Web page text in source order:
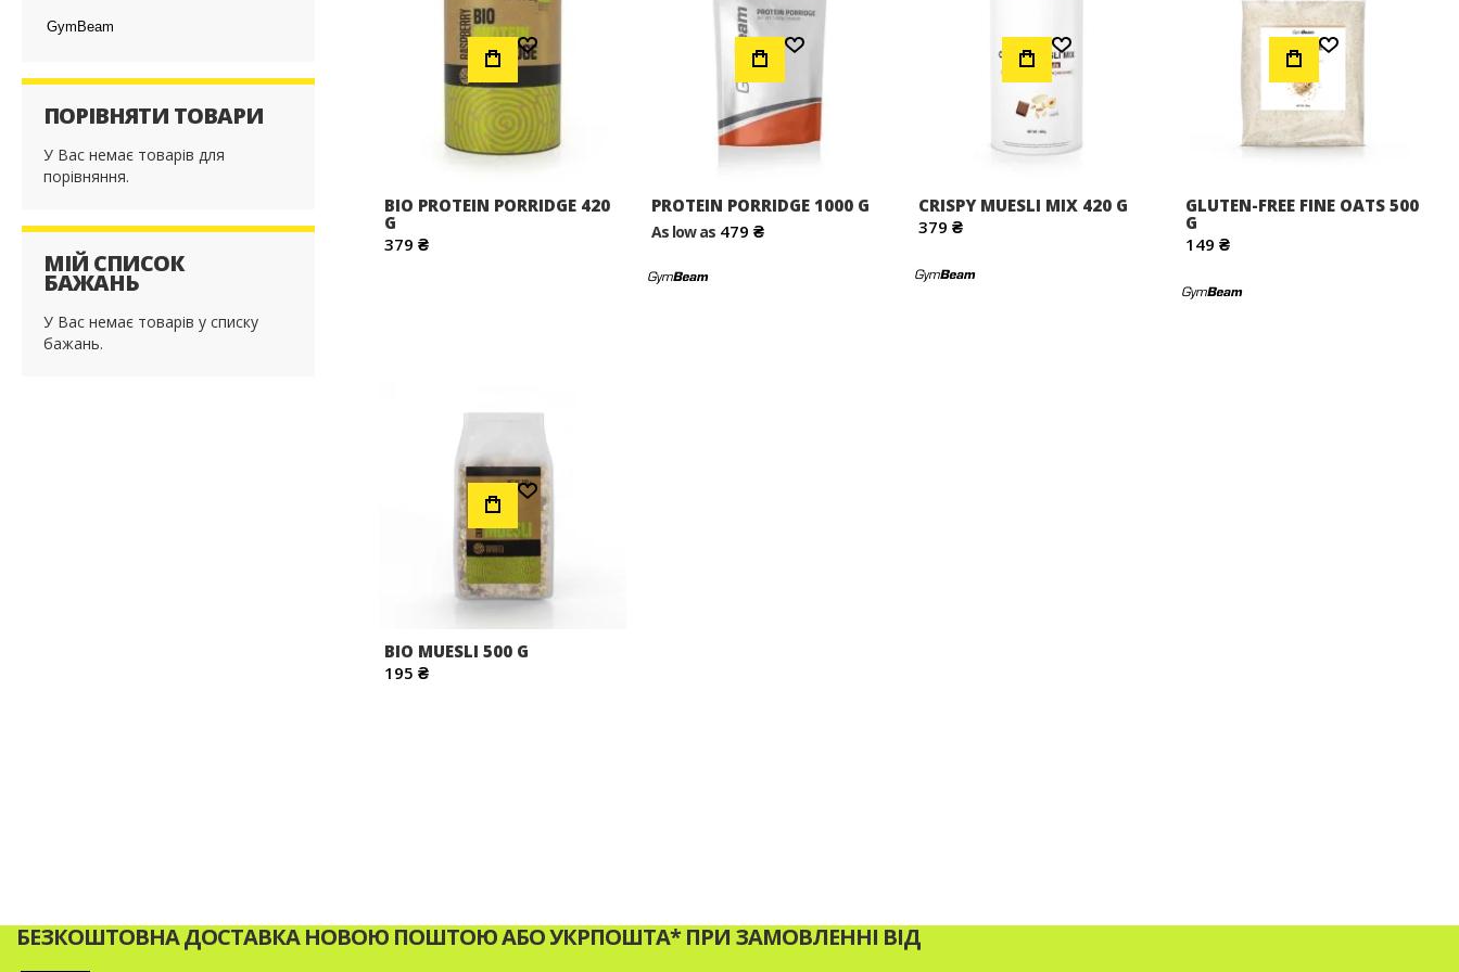
Додати до Списку Бажань
BIO PROTEIN PORRIDGE 420
G
379 ₴
Додати до Списку Бажань
PROTEIN PORRIDGE 1000 G
As low as 479 ₴
Додати до Списку Бажань
CRISPY MUESLI MIX 420 G
379 ₴
Додати до Списку Бажань
GLUTEN-FREE FINE OATS 500
G
149 ₴
Додати до Списку Бажань
BIO MUESLI 500 G
195 ₴
GymBeam
ПОРІВНЯТИ ТОВАРИ
У Вас немає товарів для
порівняння.
МІЙ СПИСОК
БАЖАНЬ
У Вас немає товарів у списку
бажань.
БЕЗКОШТОВНА ДОСТАВКА НОВОЮ ПОШТОЮ АБО УКРПОШТА* ПРИ ЗАМОВЛЕННІ ВІД